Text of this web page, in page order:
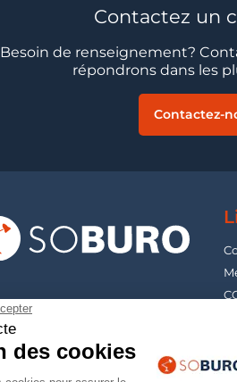
Contactez un
Besoin de renseignement?
répondrons dans les
Contactez-